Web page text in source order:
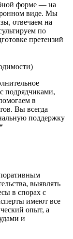
форме — на
виде. Мы
отвечаем на
по
претензий
подрядчиками,
в
Вы всегда
поддержку
выявлять
в спорах с
имеют все
опыт, а
и